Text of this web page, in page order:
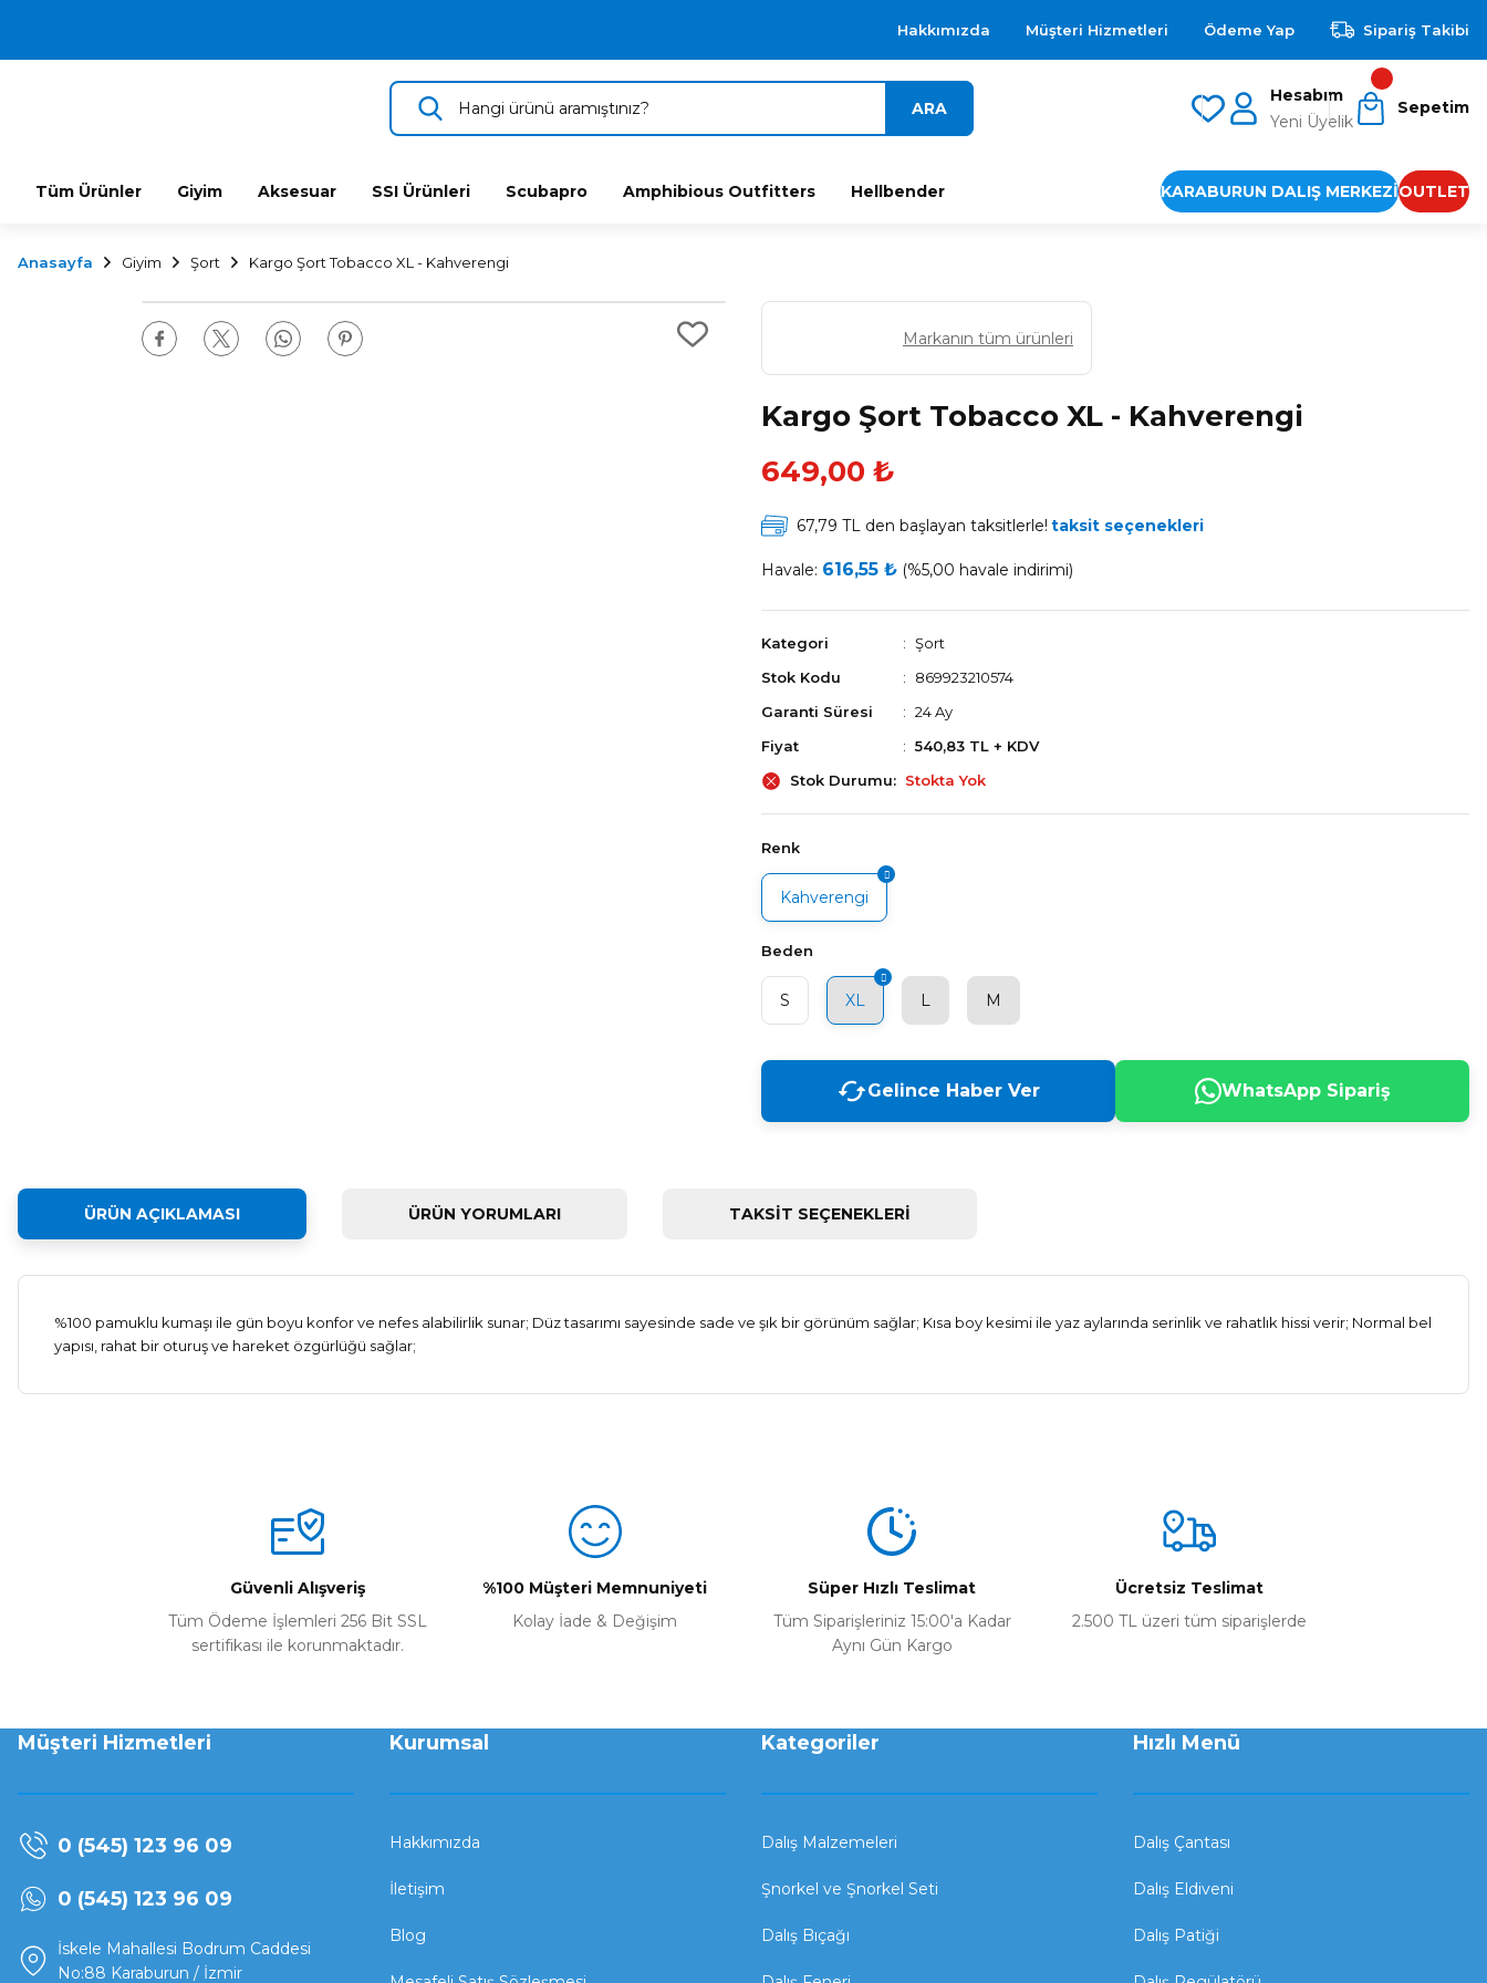
KAMPANYALI TAKSİTLİ SATIŞ
Hakkımızda Müşteri Hizmetleri Ödeme Yap Sipariş Takibi
ARA
Hesabım
Yeni Üyelik
Sepetim
Tüm Ürünler Giyim Aksesuar SSI Ürünleri Scubapro Amphibious Outfitters Hellbender KARABURUN DALIŞ MERKEZİOUTLET
Anasayfa Giyim Şort Kargo Şort Tobacco XL - Kahverengi
Markanın tüm ürünleri
Kargo Şort Tobacco XL - Kahverengi
649,00 ₺
67,79 TL den başlayan taksitlerle! taksit seçenekleri
Havale: 616,55 ₺ (%5,00 havale indirimi)
Kategori
Şort
Stok Kodu
869923210574
Garanti Süresi
24 Ay
Fiyat
540,83 TL + KDV
Stok Durumu
Stokta Yok
Renk
Kahverengi
Beden
S XL L M
Gelince Haber Ver WhatsApp Sipariş
ÜRÜN AÇIKLAMASI ÜRÜN YORUMLARI TAKSİT SEÇENEKLERİ
%100 pamuklu kumaşı ile gün boyu konfor ve nefes alabilirlik sunar; Düz tasarımı sayesinde sade ve şık bir görünüm sağlar; Kısa boy kesimi ile yaz aylarında serinlik ve rahatlık hissi verir; Normal bel
yapısı, rahat bir oturuş ve hareket özgürlüğü sağlar;
Güvenli Alışveriş
Tüm Ödeme İşlemleri 256 Bit SSL
sertifikası ile korunmaktadır.
%100 Müşteri Memnuniyeti
Kolay İade & Değişim
Süper Hızlı Teslimat
Tüm Siparişleriniz 15:00'a Kadar
Aynı Gün Kargo
Ücretsiz Teslimat
2.500 TL üzeri tüm siparişlerde
Müşteri Hizmetleri
0 (545) 123 96 09
0 (545) 123 96 09
İskele Mahallesi Bodrum Caddesi
No:88 Karaburun / İzmir
Kurumsal
Hakkımızda
İletişim
Blog
Kategoriler
Dalış Malzemeleri
Şnorkel ve Şnorkel Seti
Dalış Bıçağı
Hızlı Menü
Dalış Çantası
Dalış Eldiveni
Dalış Patiği